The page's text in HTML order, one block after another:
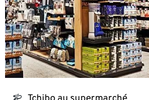
Tchibo au supermarché